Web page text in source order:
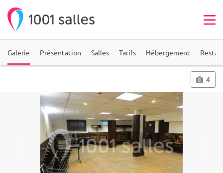
Galerie Présentation Salles Tarifs Hébergement
4